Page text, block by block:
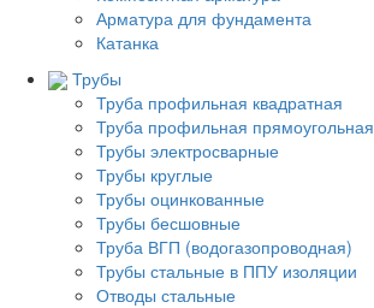
Арматура для фундамента
Катанка
Трубы
Труба профильная квадратная
Труба профильная прямоугольная
Трубы электросварные
Трубы круглые
Трубы оцинкованные
Трубы бесшовные
Труба ВГП (водогазопроводная)
Трубы стальные в ППУ изоляции
Отводы стальные